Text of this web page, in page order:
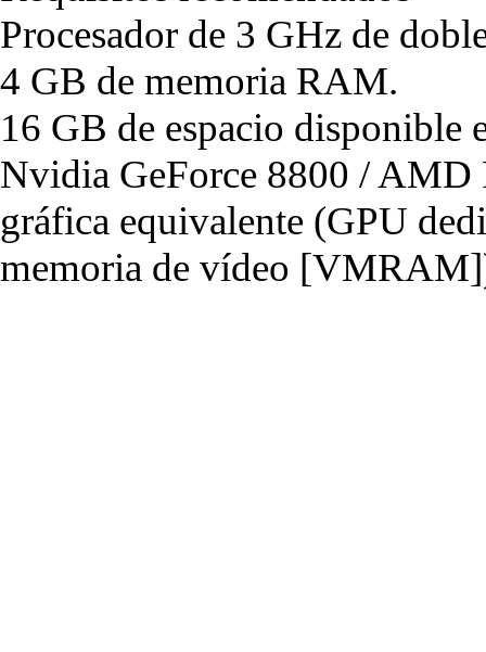
Procesador de 3 GHz de
4 GB de memoria RAM.
16 GB de espacio disponible
Nvidia GeForce 8800 / AMD
gráfica equivalente (GPU
memoria de vídeo